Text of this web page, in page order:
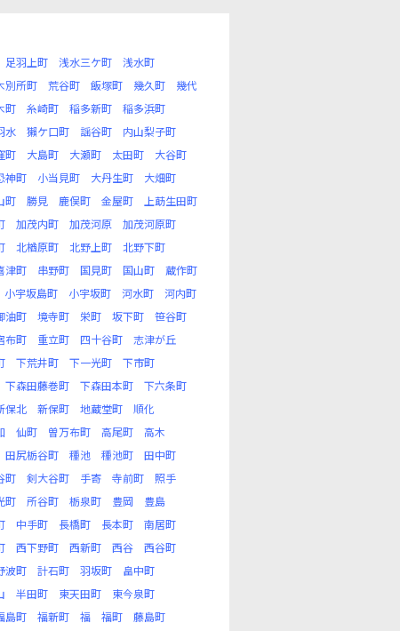
足羽上町 浅水三ケ町
浅水町
別所町 荒谷町 飯塚町 幾久町
幾代
町 糸崎町 稲多新町
稲多浜町
水 獺ケ口町 謡谷町
内山梨子町
町 大島町 大瀬町 太田町
大谷町
神町 小当見町 大丹生町
大畑町
町 勝見 鹿俣町 金屋町
上莇生田町
加茂内町 加茂河原
加茂河原町
北楢原町 北野上町
北野下町
津町 串野町 国見町 国山町
蔵作町
小宇坂島町 小宇坂町 河水町
河内町
油町 境寺町 栄町 坂下町
笹谷町
布町 重立町 四十谷町
志津が丘
下荒井町 下一光町
下市町
下森田藤巻町 下森田本町
下六条町
保北 新保町 地蔵堂町
順化
仙町 曽万布町 高尾町
高木
田尻栃谷町 種池 種池町
田中町
町 剣大谷町 手寄 寺前町
照手
町 所谷町 栃泉町 豊岡
豊島
中手町 長橋町 長本町
南居町
西下野町 西新町 西谷
西谷町
波町 計石町 羽坂町
畠中町
半田町 東天田町
東今泉町
島町 福新町 福 福町
藤島町